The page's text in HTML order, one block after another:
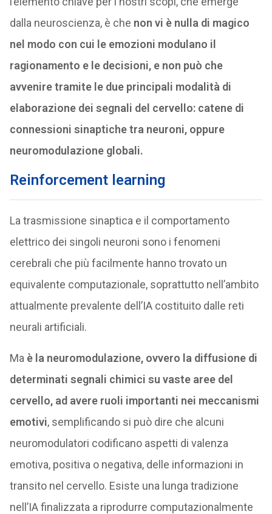
dalla neuroscienza, è che non vi è nulla di magico
nel modo con cui le emozioni modulano il
ragionamento e le decisioni, e non può che
avvenire tramite le due principali modalità di
elaborazione dei segnali del cervello: catene di
connessioni sinaptiche tra neuroni, oppure
neuromodulazione globali.
Reinforcement learning
La trasmissione sinaptica e il comportamento
elettrico dei singoli neuroni sono i fenomeni
cerebrali che più facilmente hanno trovato un
equivalente computazionale, soprattutto nell’ambito
attualmente prevalente dell’IA costituito dalle reti
neurali artificiali.
Ma è la neuromodulazione, ovvero la diffusione di
determinati segnali chimici su vaste aree del
cervello, ad avere ruoli importanti nei meccanismi
emotivi, semplificando si può dire che alcuni
neuromodulatori codificano aspetti di valenza
emotiva, positiva o negativa, delle informazioni in
transito nel cervello. Esiste una lunga tradizione
nell’IA finalizzata a riprodurre computazionalmente